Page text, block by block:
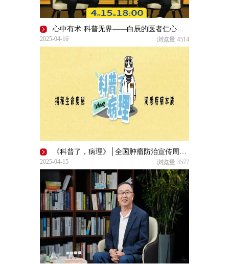
心中有术·科普无界——白辰的医者仁心方程式｜了不起的自己
2025-04-16 浏览量 4514
《科普了，病理》│全国肿瘤防治宣传周进行时——病理诊断与技术：福尔摩斯与华生
2025-04-15 浏览量 3577